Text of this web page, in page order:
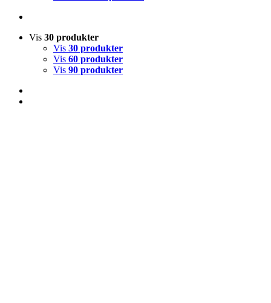
Vis 30 produkter
Vis 30 produkter
Vis 60 produkter
Vis 90 produkter